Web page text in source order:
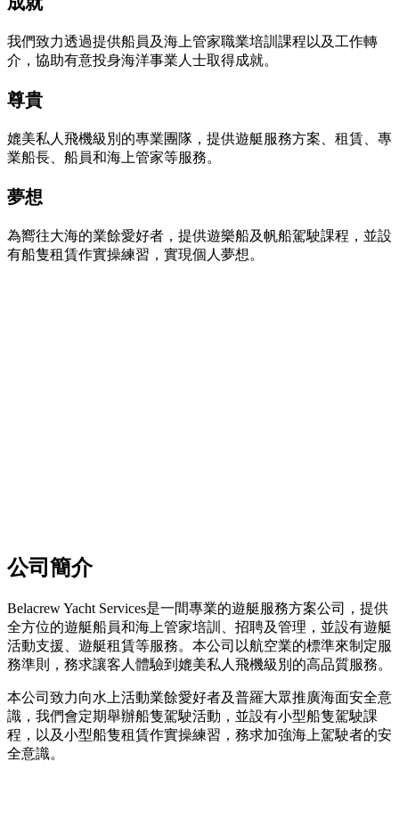
我們致力透過提供船員及海上管家職業培訓課程以及工作轉
介，協助有意投身海洋事業人士取得成就。
尊貴
媲美私人飛機級別的專業團隊，提供遊艇服務方案、租賃、專
業船長、船員和海上管家等服務。
夢想
為嚮往大海的業餘愛好者，提供遊樂船及帆船駕駛課程，並設
有船隻租賃作實操練習，實現個人夢想。
公司簡介
Belacrew Yacht Services是一間專業的遊艇服務方案公司，提供
全方位的遊艇船員和海上管家培訓、招聘及管理，並設有遊艇
活動支援、遊艇租賃等服務。本公司以航空業的標準來制定服
務準則，務求讓客人體驗到媲美私人飛機級別的高品質服務。
本公司致力向水上活動業餘愛好者及普羅大眾推廣海面安全意
識，我們會定期舉辦船隻駕駛活動，並設有小型船隻駕駛課
程，以及小型船隻租賃作實操練習，務求加強海上駕駛者的安
全意識。